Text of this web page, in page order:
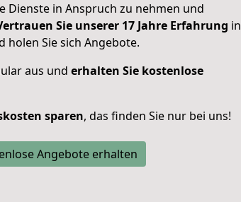
Dienste in Anspruch zu nehmen und
Sie unserer 17 Jahre Erfahrung in
holen Sie sich Angebote.
aus und erhalten Sie kostenlose
sparen, das finden Sie nur bei uns!
Angebote erhalten